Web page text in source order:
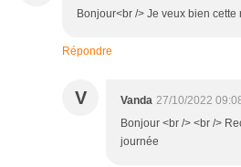
Bonjour<br /> Je veux bien
Répondre
V Vanda 27/10/2022
Bonjour <br /> <br />
journée